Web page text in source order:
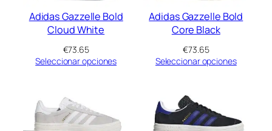
Adidas Gazzelle Bold
Cloud White
€73.65
Seleccionar opciones
Adidas Gazzelle Bold
Core Black
€73.65
Seleccionar opciones